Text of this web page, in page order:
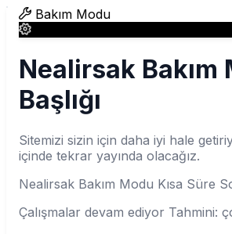
Bakım Modu
Nealirsak Bakım
Başlığı
Sitemizi sizin için daha iyi hale
içinde tekrar yayında olacağız.
Nealirsak Bakım Modu Kısa Süre
Çalışmalar devam ediyor Tahmini: